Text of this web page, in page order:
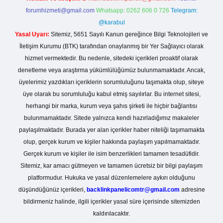
forumhizmeti@gmail.com Whatsapp: 0262 606 0 726 Telegram:
@karabul
Yasal Uyarı: Sitemiz, 5651 Sayılı Kanun gereğince Bilgi Teknolojileri ve
İletişim Kurumu (BTK) tarafından onaylanmış bir Yer Sağlayıcı olarak
hizmet vermektedir. Bu nedenle, sitedeki içerikleri proaktif olarak
denetleme veya araştırma yükümlülüğümüz bulunmamaktadır. Ancak,
üyelerimiz yazdıkları içeriklerin sorumluluğunu taşımakta olup, siteye
üye olarak bu sorumluluğu kabul etmiş sayılırlar. Bu internet sitesi,
herhangi bir marka, kurum veya şahıs şirketi ile hiçbir bağlantısı
bulunmamaktadır. Sitede yalnızca kendi hazırladığımız makaleler
paylaşılmaktadır. Burada yer alan içerikler haber niteliği taşımamakta
olup, gerçek kurum ve kişiler hakkında paylaşım yapılmamaktadır.
Gerçek kurum ve kişiler ile isim benzerlikleri tamamen tesadüfidir.
Sitemiz, kar amacı gütmeyen ve tamamen ücretsiz bir bilgi paylaşım
platformudur. Hukuka ve yasal düzenlemelere aykırı olduğunu
düşündüğünüz içerikleri, backlinkpanelicomtr@gmail.com adresine
bildirmeniz halinde, ilgili içerikler yasal süre içerisinde sitemizden
kaldırılacaktır.